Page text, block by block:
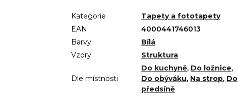
Kategorie
Tapety a fototapety
EAN
4000441746013
Barvy
Bílá
Vzory
Struktura
Dle místnosti
Do kuchyně, Do ložnice,
Do obýváku, Na strop, Do
předsíně